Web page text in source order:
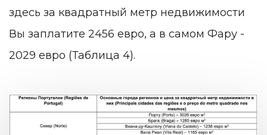
здесь за квадратный метр недвижимости
Вы заплатите 2456 евро, а в самом Фару -
2029 евро (Таблица 4).